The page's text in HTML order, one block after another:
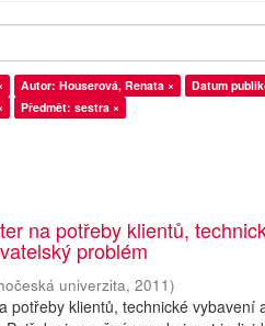
Autor: Houserová, Renata ×
Datum
Předmět: sestra ×
na potřeby klientů,
problém
univerzita,2011)
potřeby klientů, technické vybavení